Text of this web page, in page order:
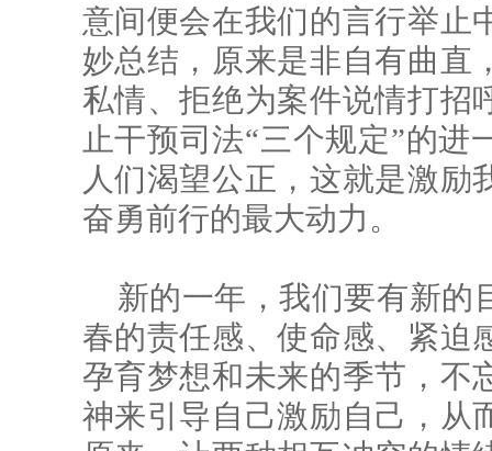
意间便会在我们的言行举止
妙总结，原来是非自有曲直
私情、拒绝为案件说情打招
止干预司法“三个规定”的
人们渴望公正，这就是激励
奋勇前行的最大动力。
新的一年，我们要有新的
春的责任感、使命感、紧迫
孕育梦想和未来的季节，不
神来引导自己激励自己，从